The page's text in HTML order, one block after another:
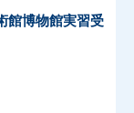
館博物館実習受